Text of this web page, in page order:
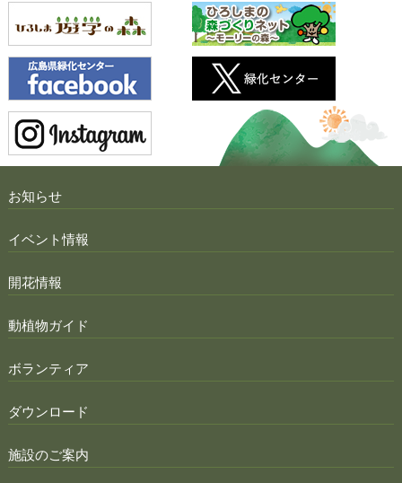
お知らせ
イベント情報
開花情報
動植物ガイド
ボランティア
ダウンロード
施設のご案内